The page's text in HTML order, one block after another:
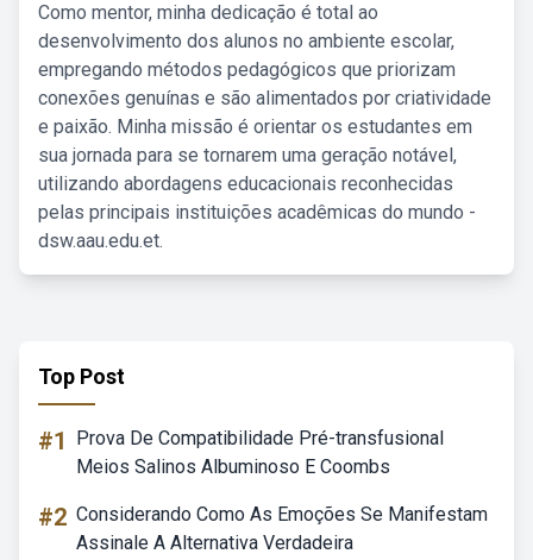
Como mentor, minha dedicação é total ao
desenvolvimento dos alunos no ambiente escolar,
empregando métodos pedagógicos que priorizam
conexões genuínas e são alimentados por criatividade
e paixão. Minha missão é orientar os estudantes em
sua jornada para se tornarem uma geração notável,
utilizando abordagens educacionais reconhecidas
pelas principais instituições acadêmicas do mundo -
dsw.aau.edu.et.
Top Post
#1
Prova De Compatibilidade Pré-transfusional
Meios Salinos Albuminoso E Coombs
#2 Considerando Como As Emoções Se Manifestam
Assinale A Alternativa Verdadeira